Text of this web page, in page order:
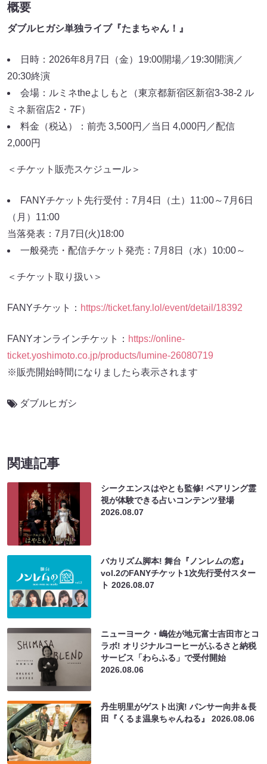
概要
ダブルヒガシ単独ライブ『たまちゃん！』
日時：2026年8月7日（金）19:00開場／19:30開演／
20:30終演
会場：ルミネtheよしもと（東京都新宿区新宿3-38-2 ル
ミネ新宿店2・7F）
料金（税込）：前売 3,500円／当日 4,000円／配信
2,000円
＜チケット販売スケジュール＞
FANYチケット先行受付：7月4日（土）11:00～7月6日
（月）11:00
当落発表：7月7日(火)18:00
一般発売・配信チケット発売：7月8日（水）10:00～
＜チケット取り扱い＞
FANYチケット： https://ticket.fany.lol/event/detail/18392
FANYオンラインチケット： https://online-
ticket.yoshimoto.co.jp/products/lumine-26080719
※販売開始時間になりましたら表示されます
ダブルヒガシ
関連記事
シークエンスはやとも監修! ペアリング霊
視が体験できる占いコンテンツ登場
2026.08.07
バカリズム脚本! 舞台『ノンレムの窓』
vol.2のFANYチケット1次先行受付スター
ト2026.08.07
ニューヨーク・嶋佐が地元富士吉田市とコ
ラボ! オリジナルコーヒーがふるさと納税
サービス「わらふる」で受付開始
2026.08.06
丹生明里がゲスト出演! パンサー向井＆長
田『くるま温泉ちゃんねる』2026.08.06